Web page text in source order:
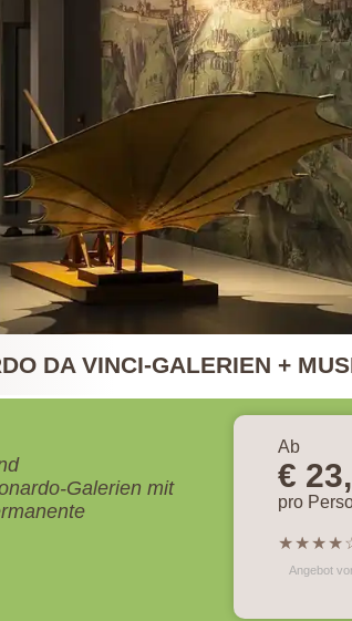
DA VINCI-GALERIEN +
Galerien mit
Ab
€
pro
★★★★
Angebot